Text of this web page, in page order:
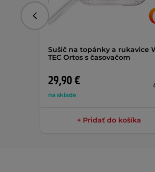
Sušič na topánky a rukavice
TEC Ortos s časovačom
29,90 €
na sklade
+ Pridať do košíka
Predchádzajúce